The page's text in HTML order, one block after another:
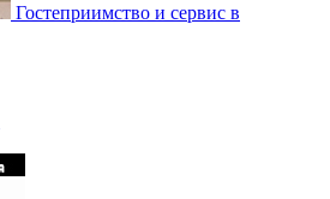
Гостеприимство и сервис в